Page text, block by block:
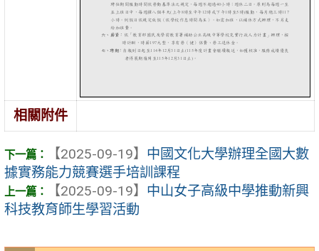
相關附件
【2025-09-19】 中國文化大學辦理全國大數
據實務能力競賽選手培訓課程
【2025-09-19】 中山女子高級中學推動新興
科技教育師生學習活動